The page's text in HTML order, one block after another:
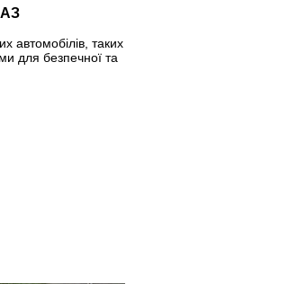
автомобілів, таких
для безпечної та